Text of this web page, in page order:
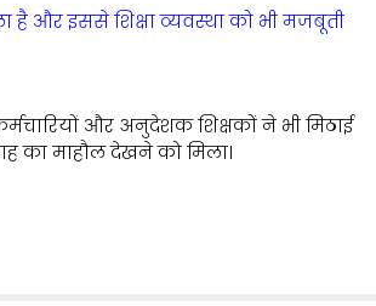
है और इससे शिक्षा व्यवस्था को भी मजबूती
और अनुदेशक शिक्षकों ने भी मिठाई
का माहौल देखने को मिला।